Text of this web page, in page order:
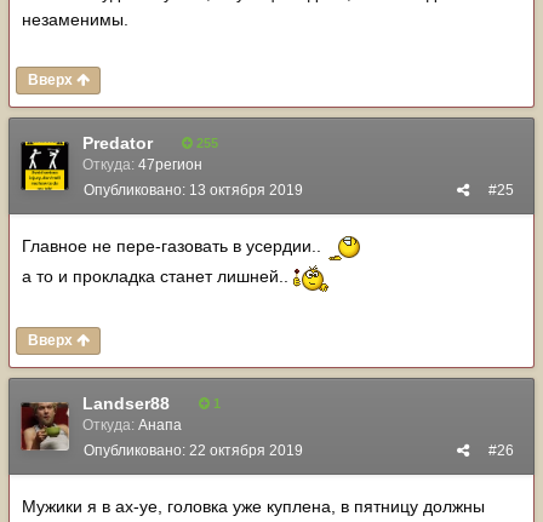
незаменимы.
Вверх
Predator 255
Откуда: 47регион
#25
Опубликовано: 13 октября 2019
Главное не пере-газовать в усердии..
а то и прокладка станет лишней..
Вверх
Landser88 1
Откуда: Анапа
#26
Опубликовано: 22 октября 2019
Мужики я в ах-уе, головка уже куплена, в пятницу должны